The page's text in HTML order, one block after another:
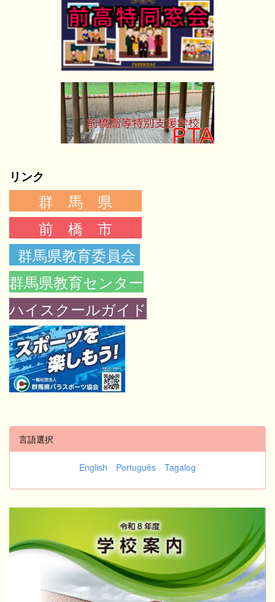
リンク
群 馬 県
前 橋 市
群馬県教育委員会
群馬県教育センター
ハイスクールガイド
言語選択
English Português Tagalog